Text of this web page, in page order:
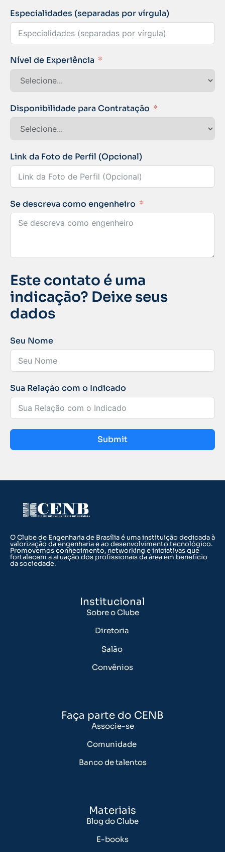
Especialidades (separadas por vírgula)
Nível de Experiência
Disponibilidade para Contratação
Link da Foto de Perfil (Opcional)
Se descreva como engenheiro
Este contato é uma
indicação? Deixe seus
dados
Seu Nome
Sua Relação com o Indicado
Submit
O Clube de Engenharia de Brasília é uma instituição dedicada à
valorização da engenharia e ao desenvolvimento tecnológico.
Promovemos conhecimento, networking e iniciativas que
fortalecem a atuação dos profissionais da área em benefício
da sociedade.
Institucional
Sobre o Clube
Diretoria
Salão
Convênios
Faça parte do CENB
Associe-se
Comunidade
Banco de talentos
Materiais
Blog do Clube
E-books